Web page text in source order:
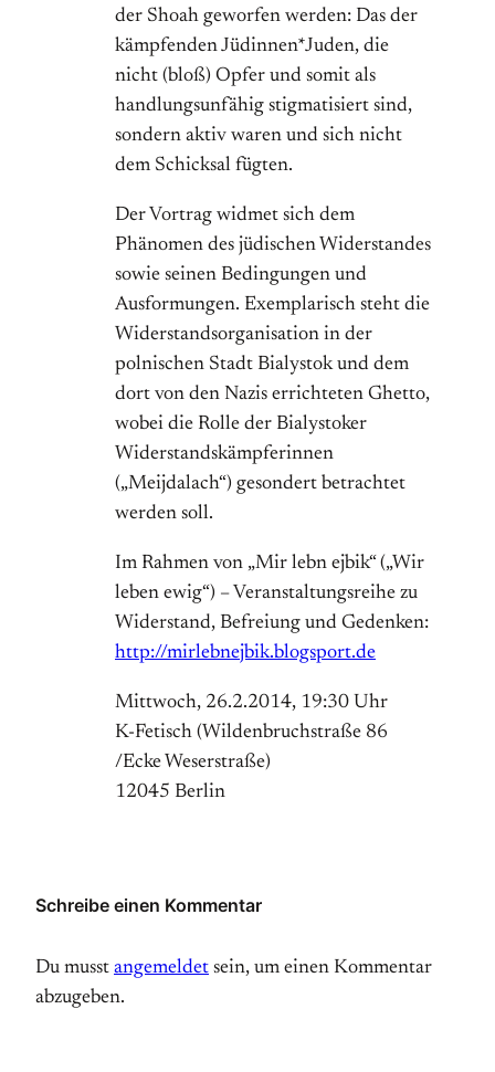
der Shoah geworfen werden: Das der
kämpfenden Jüdinnen*Juden, die
nicht (bloß) Opfer und somit als
handlungsunfähig stigmatisiert sind,
sondern aktiv waren und sich nicht
dem Schicksal fügten.
Der Vortrag widmet sich dem
Phänomen des jüdischen Widerstandes
sowie seinen Bedingungen und
Ausformungen. Exemplarisch steht die
Widerstandsorganisation in der
polnischen Stadt Bialystok und dem
dort von den Nazis errichteten Ghetto,
wobei die Rolle der Bialystoker
Widerstandskämpferinnen
(„Meijdalach“) gesondert betrachtet
werden soll.
Im Rahmen von „Mir lebn ejbik“ („Wir
leben ewig“) – Veranstaltungsreihe zu
Widerstand, Befreiung und Gedenken:
http://mirlebnejbik.blogsport.de
Mittwoch, 26.2.2014, 19:30 Uhr
K-Fetisch (Wil­den­bruch­stra­ße 86
/Ecke We­ser­stra­ße)
12045 Ber­lin
Schreibe einen Kommentar
Du musst angemeldet sein, um einen Kommentar
abzugeben.